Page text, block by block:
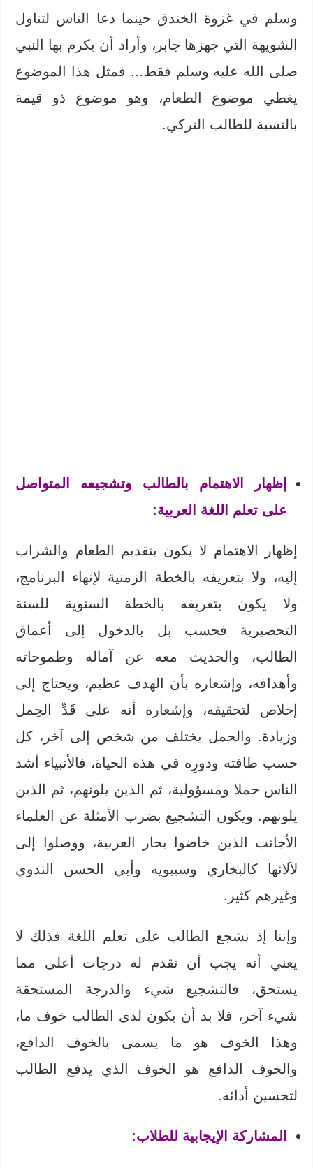
وسلم في غزوة الخندق حينما دعا الناس لتناول
الشويهة التي جهزها جابر، وأراد أن يكرم بها النبي
صلى الله عليه وسلم فقط… فمثل هذا الموضوع
يغطي موضوع الطعام، وهو موضوع ذو قيمة
بالنسبة للطالب التركي.
إظهار الاهتمام بالطالب وتشجيعه المتواصل
على تعلم اللغة العربية:
إظهار الاهتمام لا يكون بتقديم الطعام والشراب
إليه، ولا بتعريفه بالخطة الزمنية لإنهاء البرنامج،
ولا يكون بتعريفه بالخطة السنوية للسنة
التحضيرية فحسب بل بالدخول إلى أعماق
الطالب، والحديث معه عن آماله وطموحاته
وأهدافه، وإشعاره بأن الهدف عظيم، ويحتاج إلى
إخلاص لتحقيقه، وإشعاره أنه على قَدِّ الحِمل
وزيادة. والحمل يختلف من شخص إلى آخر، كل
حسب طاقته ودورِه في هذه الحياة، فالأنبياء أشد
الناس حملا ومسؤولية، ثم الذين يلونهم، ثم الذين
يلونهم. ويكون التشجيع بضرب الأمثلة عن العلماء
الأجانب الذين خاضوا بحار العربية، ووصلوا إلى
لآلائها كالبخاري وسيبويه وأبي الحسن الندوي
وغيرهم كثير.
وإننا إذ نشجع الطالب على تعلم اللغة فذلك لا
يعني أنه يجب أن نقدم له درجات أعلى مما
يستحق، فالتشجيع شيء والدرجة المستحقة
شيء آخر، فلا بد أن يكون لدى الطالب خوف ما،
وهذا الخوف هو ما يسمى بالخوف الدافع،
والخوف الدافع هو الخوف الذي يدفع الطالب
لتحسين أدائه.
المشاركة الإيجابية للطلاب: